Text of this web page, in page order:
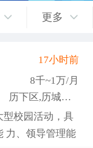
更多
17小时前
8千~1万/月
历下区,历城区,市中区
型校园活动，具
力、领导管理能